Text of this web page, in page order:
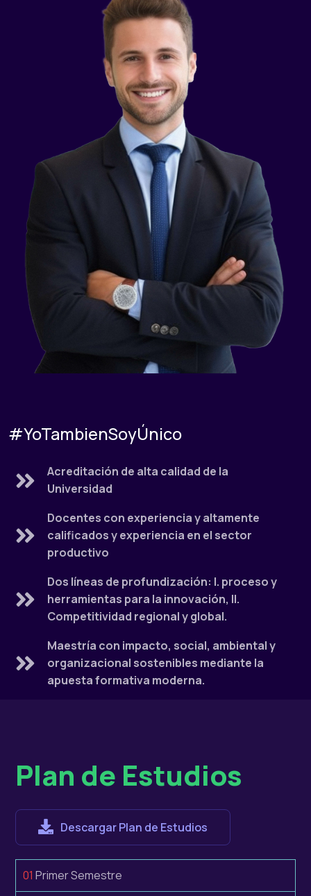
#YoTambienSoyÚnico
Acreditación de alta calidad de la
Universidad
Docentes con experiencia y altamente
calificados y experiencia en el sector
productivo
Dos líneas de profundización: I. proceso y
herramientas para la innovación, II.
Competitividad regional y global.
Maestría con impacto, social, ambiental y
organizacional sostenibles mediante la
apuesta formativa moderna.
Plan de Estudios
Descargar Plan de Estudios
01 Primer Semestre